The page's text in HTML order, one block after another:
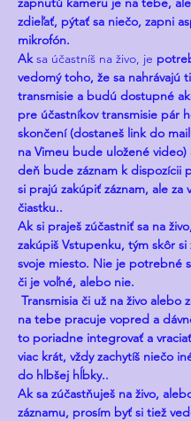
zdieľať, pýtať sa niečo, zapni
mikrofón.
Ak sa účastníš na živo, je
vedomý toho, že sa nahrávajú
transmisie a budú dostupné
pre účastníkov transmisie pár
skončení (dostaneš link do
na Vimeu bude uložené video)
deň bude záznam k dispozícii
si prajú zakúpiť záznam, ale za
čiastku..
Ak si praješ zúčastniť sa na
zakúpiš Vstupenku, tým skôr si
svoje miesto. Nie je potrebné
či je voľné, alebo nie.
Transmisia či už na živo alebo
na tebe pracuje vopred a
to poriadne integrovať a
viac krát, vždy zachytíš niečo
do hlbšej hĺbky..
Ak sa zúčastňuješ na živo,
záznamu, prosím byť si tiež